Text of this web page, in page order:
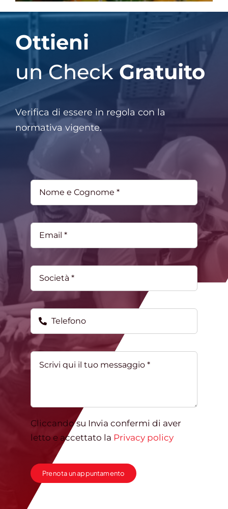
Ottieni
un CheckGratuito
Verifica di essere in regola con la
normativa vigente.
Cliccando su Invia confermi di aver
letto e accettato la Privacy policy
Prenota un appuntamento